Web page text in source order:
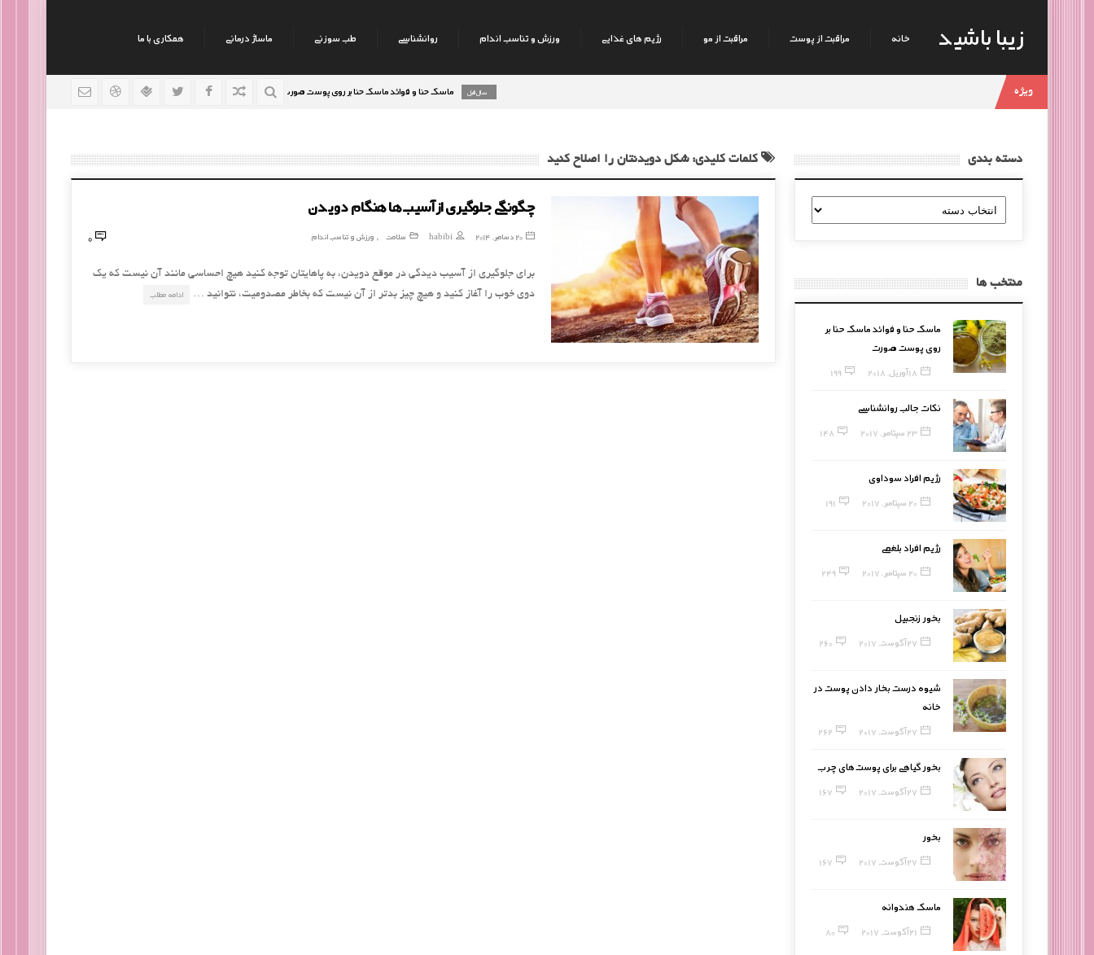
زیبا باشید خانه مراقبت از پوست مراقبت از مو رژیم های غذایی ورزش و تناسب اندام روانشناسی طب سوزنی ماساژ درمانی همکاری با ما
ویژه ماسک حنا و فوائد ماسک حنا بر روی پوست صورت نکات جالب روانشناسی
کلمات کلیدی: شکل دویدنتان را اصلاح کنید
چگونگی جلوگیری از آسیب‌ها هنگام دویدن
20 دسامبر, 2014 habibi سلامت , ورزش و تناسب اندام 0
برای جلوگیری از آسیب دیدگی در موقع دویدن، به پاهایتان توجه کنید هیچ احساسی مانند آن نیست که یک
دوی خوب را آغاز کنید و هیچ چیز بدتر از آن نیست که بخاطر مصدومیت، نتوانید …
ادامه مطلب
دسته بندی
دسته
بندی
منتخب ها
ماسک حنا و فوائد ماسک حنا بر
روی پوست صورت
18 آوریل, 2018 199
نکات جالب روانشناسی
23 سپتامبر, 2017 148
رژیم افراد سوداوی
20 سپتامبر, 2017 191
رژیم افراد بلغمی
20 سپتامبر, 2017 249
بخور زنجبیل
27 آگوست, 2017 260
شیوه درست بخار دادن پوست در
خانه
27 آگوست, 2017 262
بخور گیاهی برای پوست‌های چرب
27 آگوست, 2017 167
بخور
27 آگوست, 2017 167
ماسک هندوانه
21 آگوست, 2017 80